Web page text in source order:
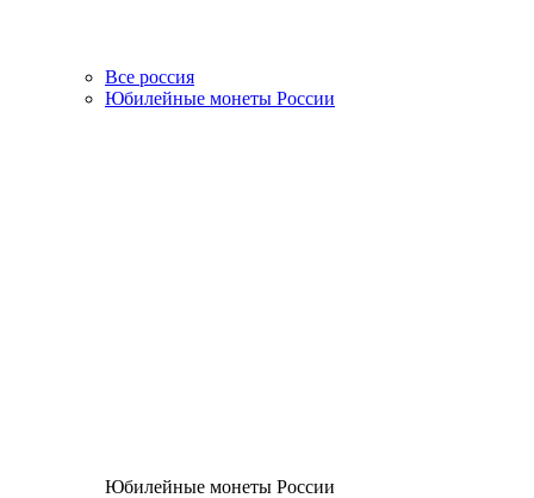
Все россия
Юбилейные монеты России
Юбилейные монеты России